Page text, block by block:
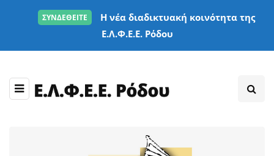
ΣΥΝΔΕΘΕΙΤΕ
Η νέα διαδικτυακή κοινότητα της
Ε.Λ.Φ.Ε.Ε. Ρόδου